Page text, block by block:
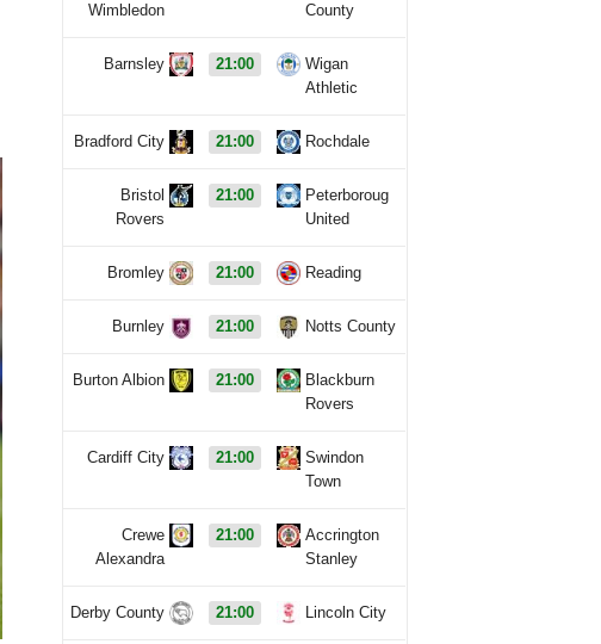
Wimbledon
County
Barnsley 21:00
Wigan
Athletic
Bradford City 21:00 Rochdale
Bristol
Rovers
21:00
Peterboroug
United
Bromley 21:00 Reading
Burnley 21:00 Notts County
Burton Albion 21:00
Blackburn
Rovers
Cardiff City 21:00
Swindon
Town
Crewe
Alexandra
21:00
Accrington
Stanley
Derby County 21:00 Lincoln City